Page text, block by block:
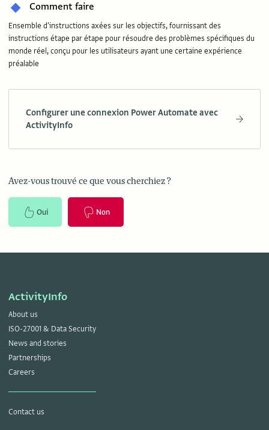
Comment faire
Ensemble d'instructions axées sur les objectifs, fournissant des
instructions étape par étape pour résoudre des problèmes spécifiques du
monde réel, conçu pour les utilisateurs ayant une certaine expérience
préalable
Configurer une connexion Power Automate avec
ActivityInfo
Avez-vous trouvé ce que vous cherchiez ?
Oui Non
ActivityInfo
About us
ISO-27001 & Data Security
News and stories
Partnerships
Careers
Contact us